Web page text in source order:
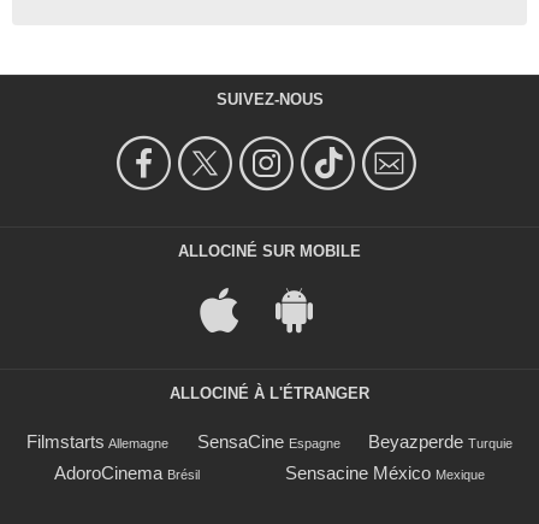
SUIVEZ-NOUS
ALLOCINÉ SUR MOBILE
ALLOCINÉ À L'ÉTRANGER
Filmstarts Allemagne SensaCine Espagne Beyazperde Turquie
AdoroCinema Brésil Sensacine México Mexique